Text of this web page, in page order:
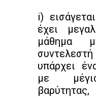
i)
έχει
μάθημα
υπάρχει
με